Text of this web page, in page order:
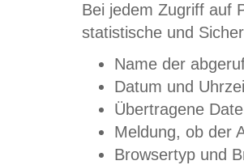
Bei jedem Zugriff auf
statistische und
Name der
Datum und
Übertragene
Meldung, ob der
Browsertyp und